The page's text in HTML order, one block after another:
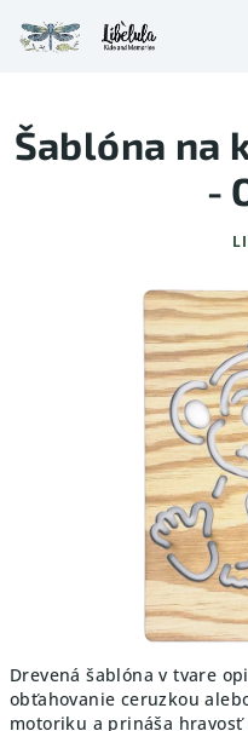
na
obsah
Drevená šablóna v tvare
obťahovanie ceruzkou
motoriku a prináša
Šablóna na
-